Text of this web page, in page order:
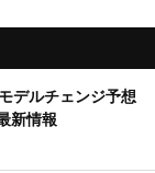
デルチェンジ予想
新情報